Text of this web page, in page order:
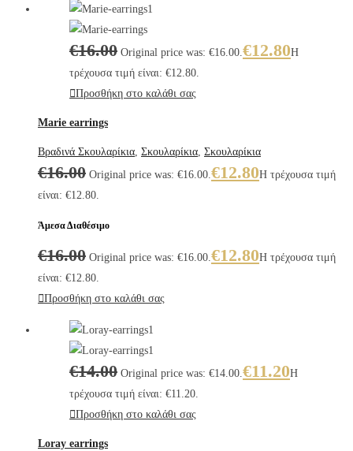
€16.00 Original price was: €16.00.€12.80Η
τρέχουσα τιμή είναι: €12.80.
Προσθήκη στο καλάθι σας
Marie earrings
Βραδινά Σκουλαρίκια, Σκουλαρίκια, Σκουλαρίκια
€16.00 Original price was: €16.00.€12.80Η τρέχουσα τιμή
είναι: €12.80.
Άμεσα Διαθέσιμο
€16.00 Original price was: €16.00.€12.80Η τρέχουσα τιμή
είναι: €12.80.
Προσθήκη στο καλάθι σας
€14.00 Original price was: €14.00.€11.20Η
τρέχουσα τιμή είναι: €11.20.
Προσθήκη στο καλάθι σας
Loray earrings